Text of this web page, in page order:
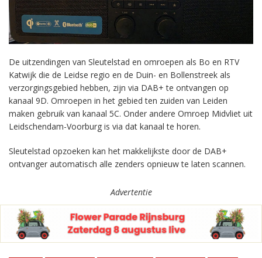
De uitzendingen van Sleutelstad en omroepen als Bo en RTV
Katwijk die de Leidse regio en de Duin- en Bollenstreek als
verzorgingsgebied hebben, zijn via DAB+ te ontvangen op
kanaal 9D. Omroepen in het gebied ten zuiden van Leiden
maken gebruik van kanaal 5C. Onder andere Omroep Midvliet uit
Leidschendam-Voorburg is via dat kanaal te horen.
Sleutelstad opzoeken kan het makkelijkste door de DAB+
ontvanger automatisch alle zenders opnieuw te laten scannen.
Advertentie